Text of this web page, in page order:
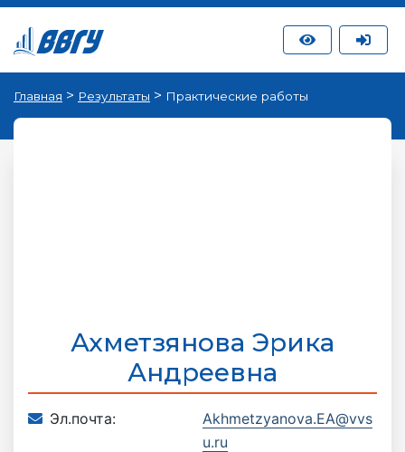
Главная > Результаты > Практические работы
Ахметзянова Эрика
Андреевна
Эл.почта:
Akhmetzyanova.EA@vvs
u.ru